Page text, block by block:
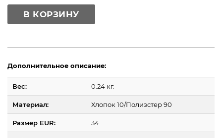
В КОРЗИНУ
Дополнительное описание:
Вес: 0.24 кг.
Материал: Хлопок 10/Полиэстер 90
Размер EUR: 34